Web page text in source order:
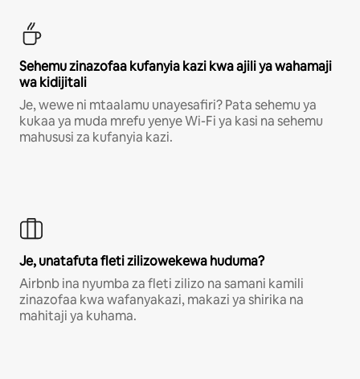
Sehemu zinazofaa kufanyia kazi kwa ajili ya wahamaji
wa kidijitali
Je, wewe ni mtaalamu unayesafiri? Pata sehemu ya
kukaa ya muda mrefu yenye Wi-Fi ya kasi na sehemu
mahususi za kufanyia kazi.
Je, unatafuta fleti zilizowekewa huduma?
Airbnb ina nyumba za fleti zilizo na samani kamili
zinazofaa kwa wafanyakazi, makazi ya shirika na
mahitaji ya kuhama.